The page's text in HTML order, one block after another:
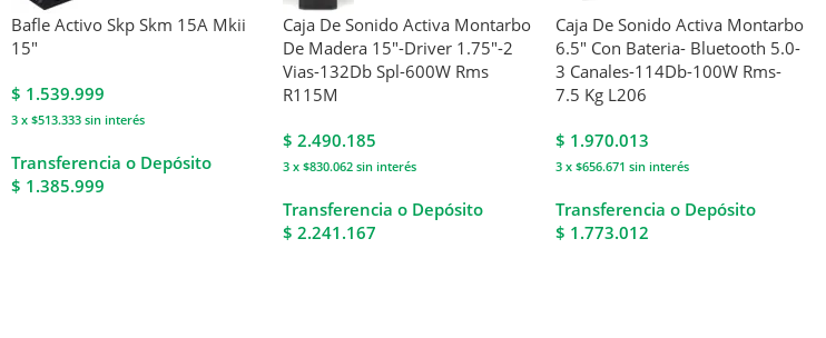
Bafle Activo Skp Skm 15A Mkii
15″
$ 1.539.999
3 x $513.333 sin interés
Transferencia o Depósito
$ 1.385.999
Caja De Sonido Activa Montarbo
De Madera 15″-Driver 1.75″-2
Vias-132Db Spl-600W Rms
R115M
$ 2.490.185
3 x $830.062 sin interés
Transferencia o Depósito
$ 2.241.167
Caja De Sonido Activa Montarbo
6.5″ Con Bateria- Bluetooth 5.0-
3 Canales-114Db-100W Rms-
7.5 Kg L206
$ 1.970.013
3 x $656.671 sin interés
Transferencia o Depósito
$ 1.773.012